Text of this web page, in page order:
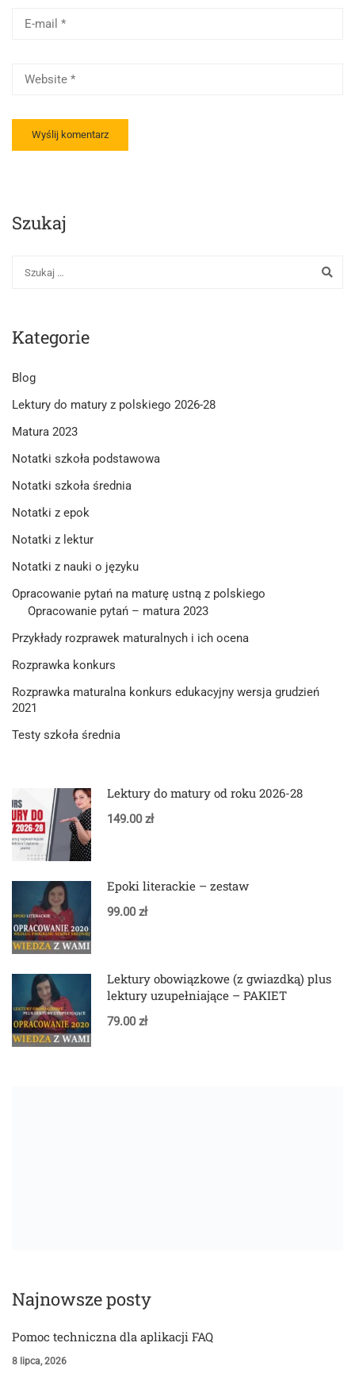
Szukaj
Kategorie
Blog
Lektury do matury z polskiego 2026-28
Matura 2023
Notatki szkoła podstawowa
Notatki szkoła średnia
Notatki z epok
Notatki z lektur
Notatki z nauki o języku
Opracowanie pytań na maturę ustną z polskiego
Opracowanie pytań – matura 2023
Przykłady rozprawek maturalnych i ich ocena
Rozprawka konkurs
Rozprawka maturalna konkurs edukacyjny wersja grudzień
2021
Testy szkoła średnia
Lektury do matury od roku 2026-28
149.00 zł
Epoki literackie – zestaw
99.00 zł
Lektury obowiązkowe (z gwiazdką) plus
lektury uzupełniające – PAKIET
79.00 zł
Najnowsze posty
Pomoc techniczna dla aplikacji FAQ
8 lipca, 2026